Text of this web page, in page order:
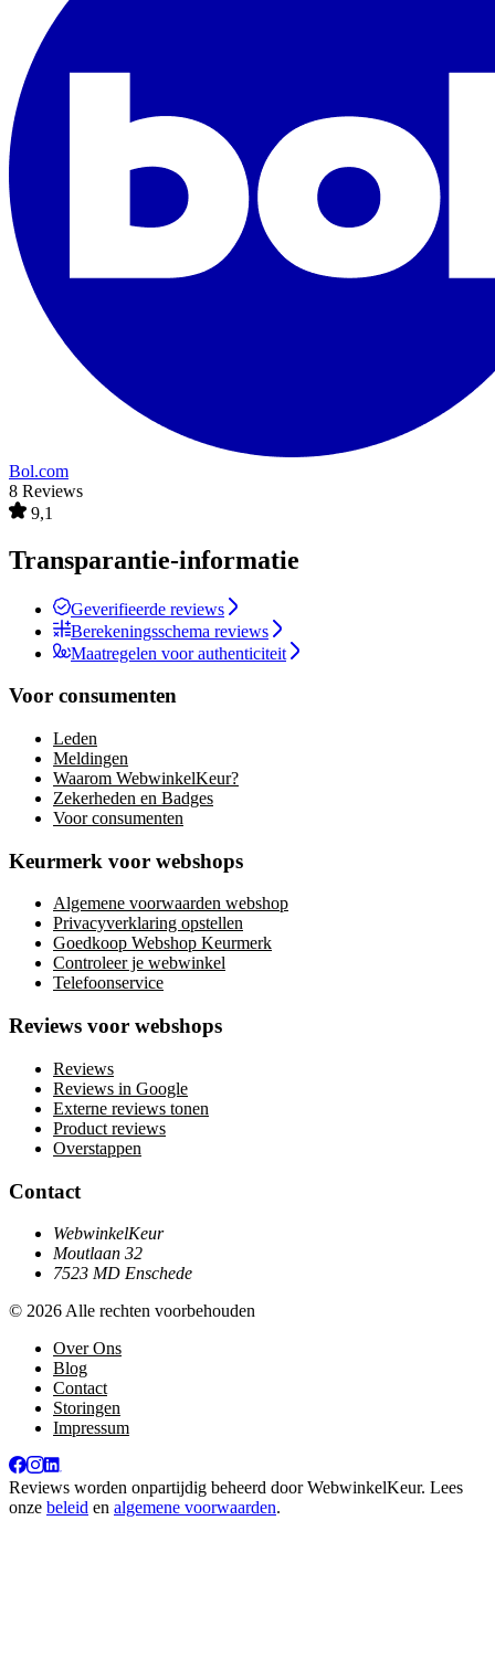
Bol.com
8 Reviews
9,1
Transparantie-informatie
Geverifieerde reviews
Berekeningsschema reviews
Maatregelen voor authenticiteit
Voor consumenten
Leden
Meldingen
Waarom WebwinkelKeur?
Zekerheden en Badges
Voor consumenten
Keurmerk voor webshops
Algemene voorwaarden webshop
Privacyverklaring opstellen
Goedkoop Webshop Keurmerk
Controleer je webwinkel
Telefoonservice
Reviews voor webshops
Reviews
Reviews in Google
Externe reviews tonen
Product reviews
Overstappen
Contact
WebwinkelKeur
Moutlaan 32
7523 MD Enschede
© 2026 Alle rechten voorbehouden
Over Ons
Blog
Contact
Storingen
Impressum
Reviews worden onpartijdig beheerd doorWebwinkelKeur. Lees
onze beleid en algemene voorwaarden.